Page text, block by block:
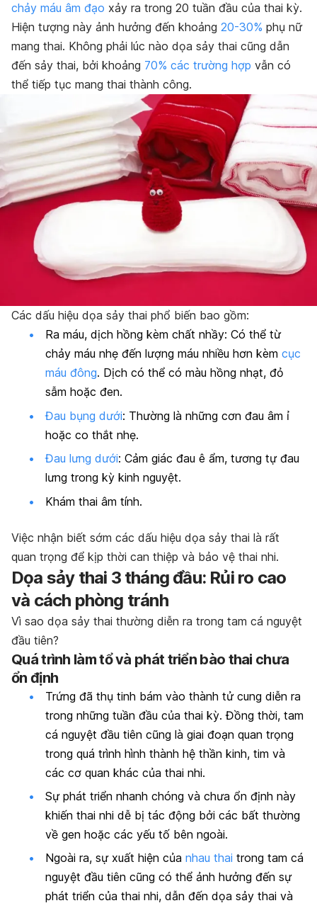
chảy máu âm đạo xảy ra trong 20 tuần đầu của thai kỳ.
Hiện tượng này ảnh hưởng đến khoảng 20-30% phụ nữ
mang thai. Không phải lúc nào dọa sảy thai cũng dẫn
đến sảy thai, bởi khoảng 70% các trường hợp vẫn có
thể tiếp tục mang thai thành công.
Các dấu hiệu dọa sảy thai phổ biến bao gồm:
Ra máu, dịch hồng kèm chất nhầy: Có thể từ
chảy máu nhẹ đến lượng máu nhiều hơn kèm cục
máu đông. Dịch có thể có màu hồng nhạt, đỏ
sẫm hoặc đen.
Đau bụng dưới: Thường là những cơn đau âm ỉ
hoặc co thắt nhẹ.
Đau lưng dưới: Cảm giác đau ê ẩm, tương tự đau
lưng trong kỳ kinh nguyệt.
Khám thai âm tính.
Việc nhận biết sớm các dấu hiệu dọa sảy thai là rất
quan trọng để kịp thời can thiệp và bảo vệ thai nhi.
Dọa sảy thai 3 tháng đầu: Rủi ro cao
và cách phòng tránh
Vì sao dọa sảy thai thường diễn ra trong tam cá nguyệt
đầu tiên?
Quá trình làm tổ và phát triển bào thai chưa
ổn định
Trứng đã thụ tinh bám vào thành tử cung diễn ra
trong những tuần đầu của thai kỳ. Đồng thời, tam
cá nguyệt đầu tiên cũng là giai đoạn quan trọng
trong quá trình hình thành hệ thần kinh, tim và
các cơ quan khác của thai nhi.
Sự phát triển nhanh chóng và chưa ổn định này
khiến thai nhi dễ bị tác động bởi các bất thường
về gen hoặc các yếu tố bên ngoài.
Ngoài ra, sự xuất hiện của nhau thai trong tam cá
nguyệt đầu tiên cũng có thể ảnh hưởng đến sự
phát triển của thai nhi, dẫn đến dọa sảy thai và